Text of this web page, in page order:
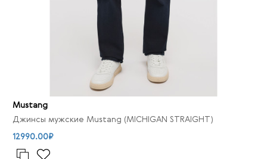
Mustang
Джинсы мужские Mustang (MICHIGAN STRAIGHT)
12990.00₽